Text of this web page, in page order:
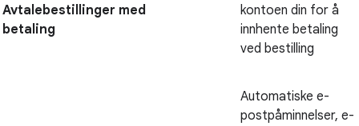
Avtalebestillinger med
betaling
kontoen din for å
innhente betaling
ved bestilling
Automatiske e-
postpåminnelser, e-